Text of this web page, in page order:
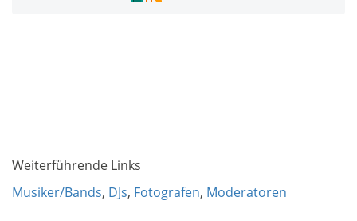
Weiterführende Links
Musiker/Bands, DJs, Fotografen, Moderatoren